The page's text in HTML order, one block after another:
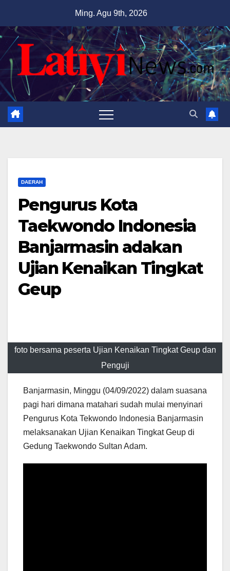
content
Ming. Agu 9th, 2026
DAERAH
Pengurus Kota
Taekwondo Indonesia
Banjarmasin adakan
Ujian Kenaikan Tingkat
Geup
foto bersama peserta Ujian Kenaikan Tingkat Geup dan
Penguji
Banjarmasin, Minggu (04/09/2022) dalam suasana
pagi hari dimana matahari sudah mulai menyinari
Pengurus Kota Tekwondo Indonesia Banjarmasin
melaksanakan Ujian Kenaikan Tingkat Geup di
Gedung Taekwondo Sultan Adam.